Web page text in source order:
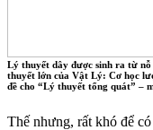
Lý thuyết dây được sinh ra từ
thuyết lớn của Vật Lý: Cơ học
đề cho “Lý thuyết tổng quát” –
Thế nhưng, rất khó để